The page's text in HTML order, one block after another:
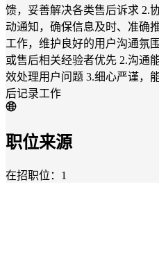
馈，妥善解决各类售后诉求 2.
动通知，确保信息及时、准确
工作，维护良好的用户沟通氛
或售后相关经验者优先 2.沟通
效处理用户问题 3.细心严谨，
后记录工作
职位来源
在招职位：1